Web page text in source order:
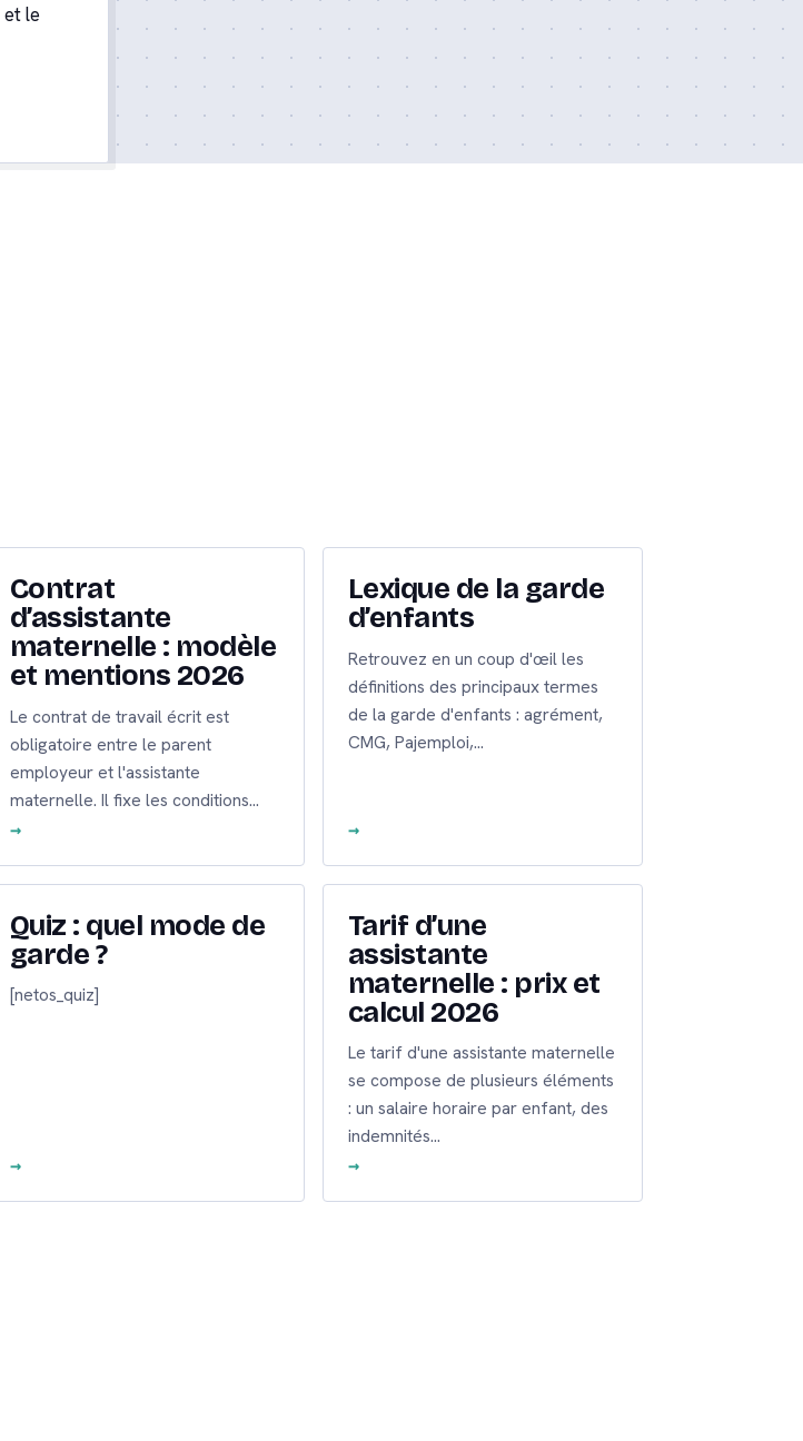
et le
Contrat
d’assistante
maternelle : modèle
et mentions 2026
Le contrat de travail écrit est
obligatoire entre le parent
employeur et l'assistante
maternelle. Il fixe les conditions…
Lexique de la garde
d’enfants
Retrouvez en un coup d'œil les
définitions des principaux termes
de la garde d'enfants : agrément,
CMG, Pajemploi,…
Quiz : quel mode de
garde ?
[netos_quiz]
Tarif d’une
assistante
maternelle : prix et
calcul 2026
Le tarif d'une assistante maternelle
se compose de plusieurs éléments
: un salaire horaire par enfant, des
indemnités…